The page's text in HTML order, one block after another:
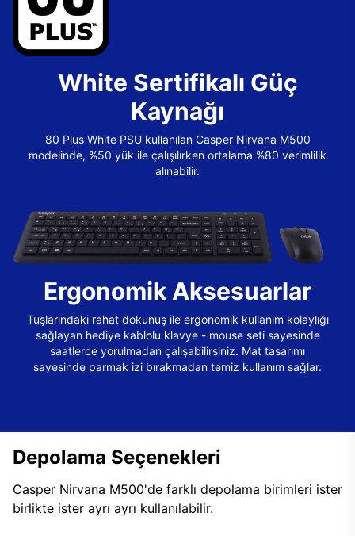
White Sertifikalı Güç
Kaynağı
80 Plus White PSU kullanılan Casper Nirvana M500
modelinde, %50 yük ile çalışılırken ortalama %80 verimlilik
alınabilir.
Ergonomik Aksesuarlar
Tuşlarındaki rahat dokunuş ile ergonomik kullanım kolaylığı
sağlayan hediye kablolu klavye - mouse seti sayesinde
saatlerce yorulmadan çalışabilirsiniz. Mat tasarımı
sayesinde parmak izi bırakmadan temiz kullanım sağlar.
Depolama Seçenekleri
Casper Nirvana M500'de farklı depolama birimleri ister
birlikte ister ayrı ayrı kullanılabilir.